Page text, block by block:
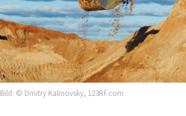
Bild: © Dmitry Kalinovsky, 123RF.com